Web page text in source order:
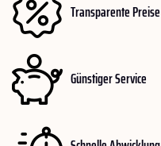
Transparente Preise
Günstiger Service